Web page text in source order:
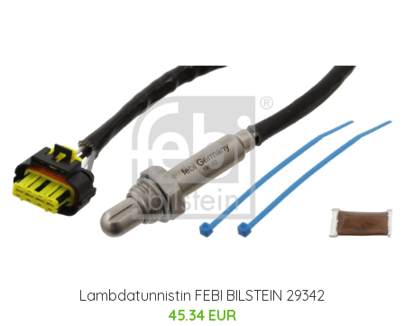
Lambdatunnistin FEBI BILSTEIN 29342
45.34 EUR